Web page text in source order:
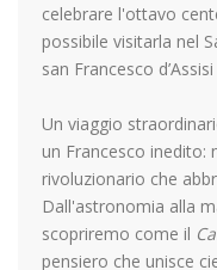
celebrare l'ottavo
possibile visitarla nel
san Francesco
Un viaggio
un Francesco inedito:
rivoluzionario che
Dall'astronomia alla
scopriremo come il
pensiero che unisce